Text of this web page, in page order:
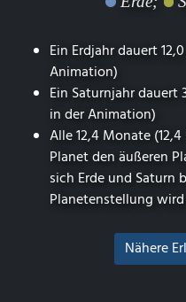
Ein Erdjahr dauert
Animation)
Ein Saturnjahr dauert
in der Animation)
Alle 12,4 Monate
Planet den äußeren
sich Erde und Saturn
Planetenstellung wird
Nähere